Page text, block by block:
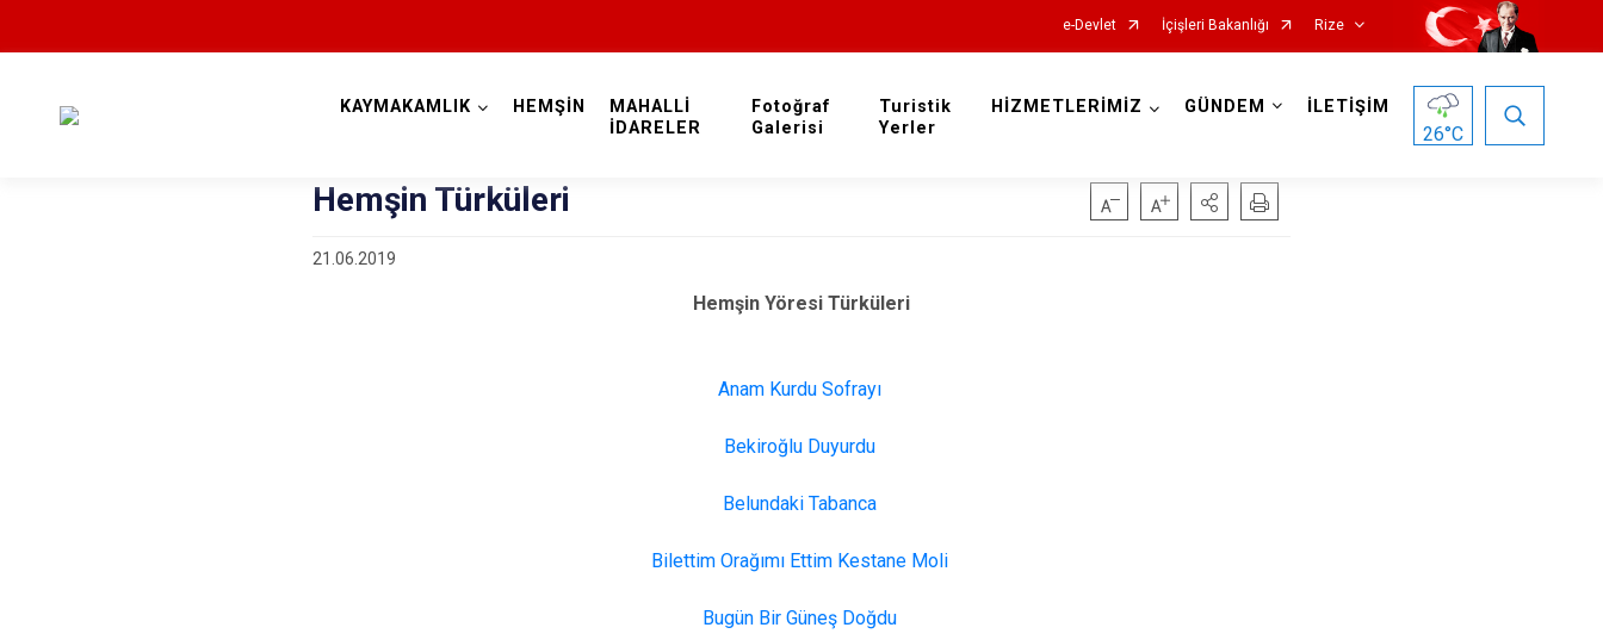
e-Devlet İçişleri Bakanlığı Rize
Rize
Fındıklı
KAYMAKAMLIK HEMŞİN
MAHALLİ
İDARELER
Fotoğraf
Galerisi
Turistik
Yerler
HİZMETLERİMİZ GÜNDEM İLETİŞİM
26°C
Hemşin Türküleri
21.06.2019
Hemşin Yöresi Türküleri
Anam Kurdu Sofrayı
Bekiroğlu Duyurdu
Belundaki Tabanca
Bilettim Orağımı Ettim Kestane Moli
Bugün Bir Güneş Doğdu